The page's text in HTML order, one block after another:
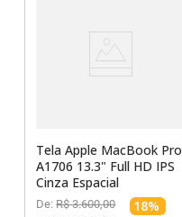
Tela Apple MacBook Pro
A1706 13.3" Full HD IPS
Cinza Espacial
De:R$ 3.600,00 18%